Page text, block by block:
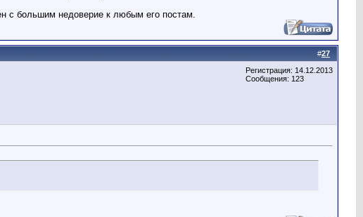
с большим недоверие к любым его постам.
#27
Регистрация: 14.12.2013
Сообщения: 123